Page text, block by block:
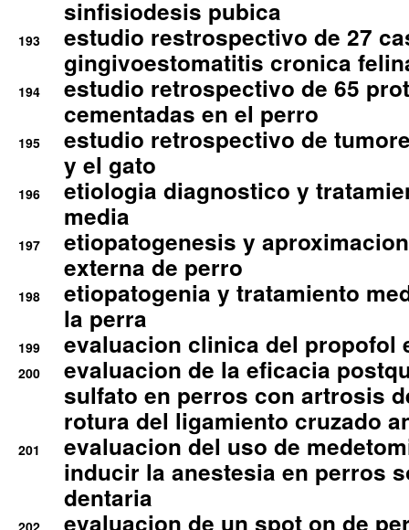
sinfisiodesis pubica
193
estudio restrospectivo de 27
gingivoestomatitis cronica
194
estudio retrospectivo de 65
cementadas en el perro
195
estudio retrospectivo de
y el gato
196
etiologia diagnostico y
media
197
etiopatogenesis y
externa de perro
198
etiopatogenia y tratamiento
la perra
199 evaluacion clinica del propofol
200
evaluacion de la eficacia
sulfato en perros con artrosis
rotura del ligamiento cruzado
201
evaluacion del uso de
inducir la anestesia en perros
dentaria
evaluacion de un spot on de